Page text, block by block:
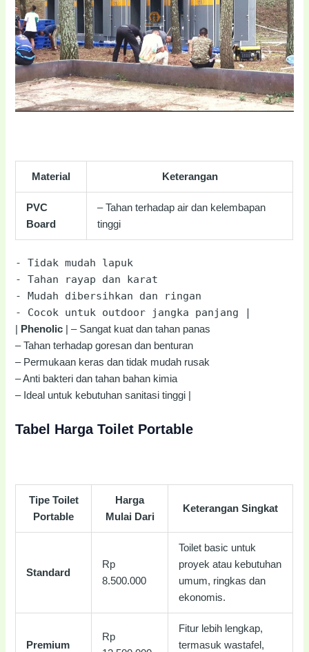
Material Keterangan
PVC
Board
– Tahan terhadap air dan kelembapan
tinggi
-
Tidak mudah lapuk
-
Tahan rayap dan karat
-
Mudah dibersihkan dan ringan
-
Cocok untuk outdoor jangka panjang |
Phenolic | – Sangat kuat dan tahan panas
– Tahan terhadap goresan dan benturan
– Permukaan keras dan tidak mudah rusak
– Anti bakteri dan tahan bahan kimia
– Ideal untuk kebutuhan sanitasi tinggi |
Tabel Harga Toilet Portable
Tipe Toilet
Portable
Harga
Mulai Dari
Keterangan Singkat
Standard
Rp
8.500.000
Toilet basic untuk
proyek atau kebutuhan
umum, ringkas dan
ekonomis.
Premium
Rp
Fitur lebih lengkap,
termasuk wastafel,